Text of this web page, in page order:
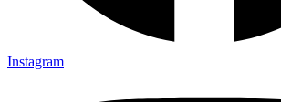
Instagram